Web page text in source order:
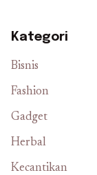
Kategori
Bisnis
Fashion
Gadget
Herbal
Kecantikan